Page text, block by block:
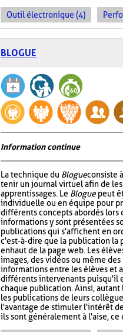
Outil électronique (4)
BLOGUE
Information continue
La technique du Blogueconsiste
tenir un journal virtuel afin de
apprentissages. Le Bloguepeut
individuelle ou en équipe pour
différents concepts abordés lors
informations y sont présentées
publications qui s'affichent en
c'est-à-dire que la publication la
en haut de la page web. Les
images, des vidéos ou même
informations entre les élèves et
différents intervenants puisqu'il
chaque publication. Ainsi,
les publications de leurs
l'avantage de stimuler l'intérêt
ils sont généralement à l'aise,